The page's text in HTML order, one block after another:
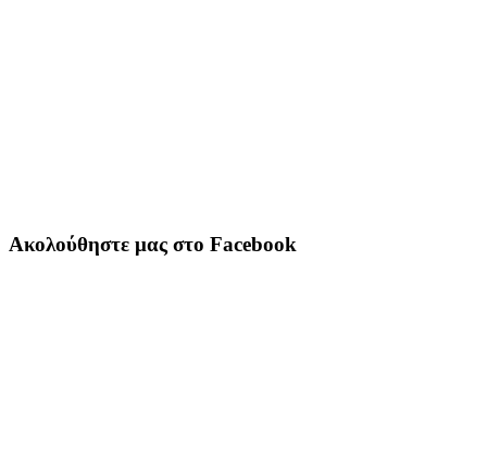
Ακολούθηστε μας στο Facebook